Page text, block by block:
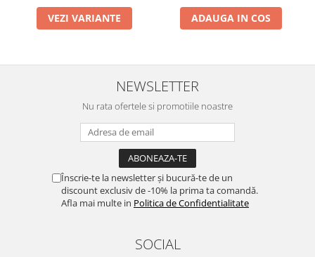
VEZI VARIANTE ADAUGA IN COS
NEWSLETTER
Nu rata ofertele si promotiile noastre
Înscrie-te la newsletter și bucură-te de un
discount exclusiv de -10% la prima ta comandă.
Afla mai multe in Politica de Confidentialitate
SOCIAL